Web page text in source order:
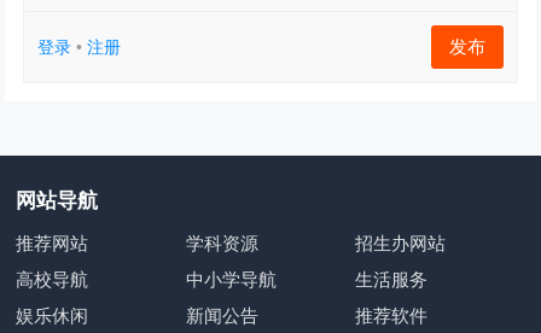
登录 •注册 发布
网站导航
推荐网站 学科资源
招生办网站
高校导航
中小学导航
生活服务
娱乐休闲
新闻公告
推荐软件